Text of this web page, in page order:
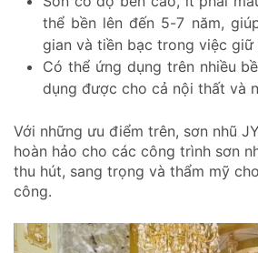
thể bền lên đến 5-7 năm,
gian và tiền bạc trong việc giữ
Có thể ứng dụng trên nhiều
dụng được cho cả nội thất và
Với những ưu điểm trên, sơn nhũ
hoàn hảo cho các công trình sơn
thu hút, sang trọng và thẩm mỹ
công.